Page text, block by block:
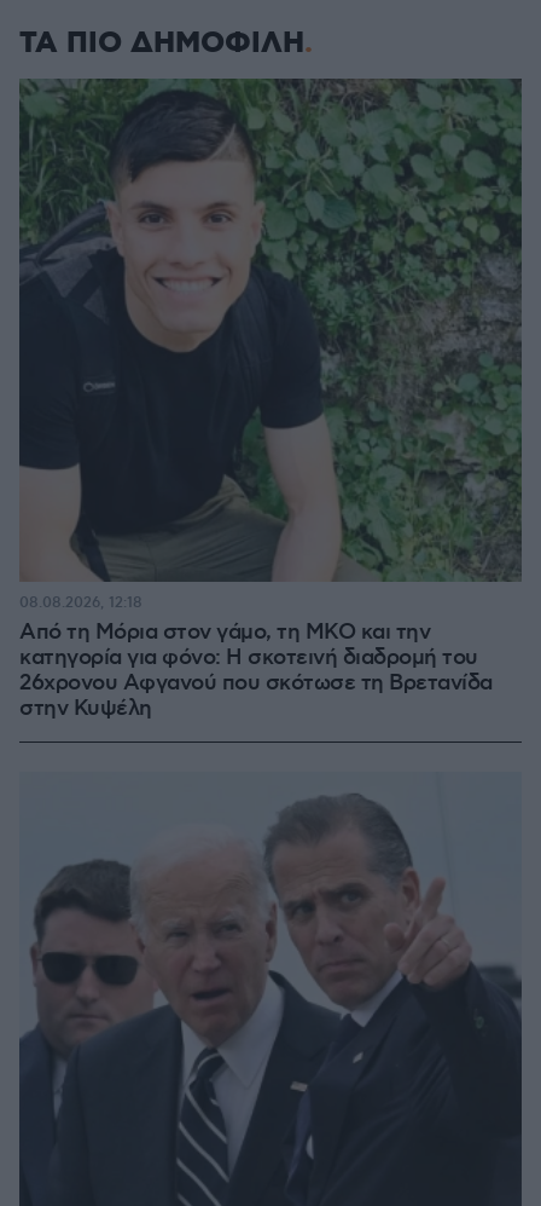
ΤΑ ΠΙΟ ΔΗΜΟΦΙΛΗ
Από τη Μόρια στον γάμο, τη ΜΚΟ και την
κατηγορία για φόνο: Η σκοτεινή διαδρομή του
26χρονου Αφγανού που σκότωσε τη Βρετανίδα
στην Κυψέλη
08.08.2026, 12:18